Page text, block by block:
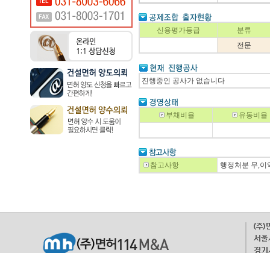
신용평가등급
분류
전문
진행중인 공사가 없습니다
부채비율 유동비율
참고사항 행정처분 무,이